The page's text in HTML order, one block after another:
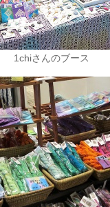
1chiさんのブース